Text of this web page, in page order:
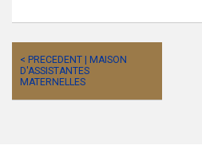
< PRECEDENT | MAISON
D'ASSISTANTES
MATERNELLES